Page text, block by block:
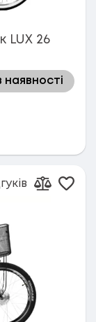
LUX 26
Додати